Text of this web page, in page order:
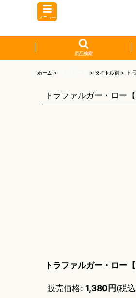
メニュー
商品検索
ホーム > > タイトル別 > ト
トラファルガー・ロー
トラファルガー・ロー
販売価格: 1,380円(税